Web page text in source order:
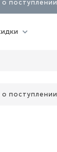
о поступлении
о поступлении